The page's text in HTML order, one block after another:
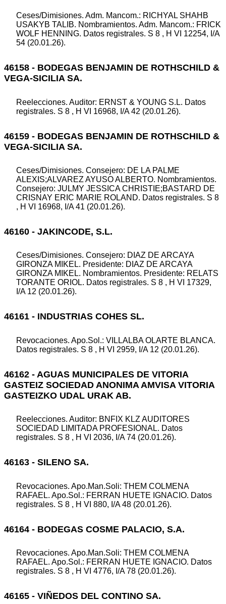
Ceses/Dimisiones. Adm. Mancom.: RICHYAL SHAHB
USAKYB TALIB. Nombramientos. Adm. Mancom.: FRICK
WOLF HENNING. Datos registrales. S 8 , H VI 12254, I/A
54 (20.01.26).
46158 - BODEGAS BENJAMIN DE ROTHSCHILD &
VEGA-SICILIA SA.
Reelecciones. Auditor: ERNST & YOUNG S.L. Datos
registrales. S 8 , H VI 16968, I/A 42 (20.01.26).
46159 - BODEGAS BENJAMIN DE ROTHSCHILD &
VEGA-SICILIA SA.
Ceses/Dimisiones. Consejero: DE LA PALME
ALEXIS;ALVAREZ AYUSO ALBERTO. Nombramientos.
Consejero: JULMY JESSICA CHRISTIE;BASTARD DE
CRISNAY ERIC MARIE ROLAND. Datos registrales. S 8
, H VI 16968, I/A 41 (20.01.26).
46160 - JAKINCODE, S.L.
Ceses/Dimisiones. Consejero: DIAZ DE ARCAYA
GIRONZA MIKEL. Presidente: DIAZ DE ARCAYA
GIRONZA MIKEL. Nombramientos. Presidente: RELATS
TORANTE ORIOL. Datos registrales. S 8 , H VI 17329,
I/A 12 (20.01.26).
46161 - INDUSTRIAS COHES SL.
Revocaciones. Apo.Sol.: VILLALBA OLARTE BLANCA.
Datos registrales. S 8 , H VI 2959, I/A 12 (20.01.26).
46162 - AGUAS MUNICIPALES DE VITORIA
GASTEIZ SOCIEDAD ANONIMA AMVISA VITORIA
GASTEIZKO UDAL URAK AB.
Reelecciones. Auditor: BNFIX KLZ AUDITORES
SOCIEDAD LIMITADA PROFESIONAL. Datos
registrales. S 8 , H VI 2036, I/A 74 (20.01.26).
46163 - SILENO SA.
Revocaciones. Apo.Man.Soli: THEM COLMENA
RAFAEL. Apo.Sol.: FERRAN HUETE IGNACIO. Datos
registrales. S 8 , H VI 880, I/A 48 (20.01.26).
46164 - BODEGAS COSME PALACIO, S.A.
Revocaciones. Apo.Man.Soli: THEM COLMENA
RAFAEL. Apo.Sol.: FERRAN HUETE IGNACIO. Datos
registrales. S 8 , H VI 4776, I/A 78 (20.01.26).
46165 - VIÑEDOS DEL CONTINO SA.